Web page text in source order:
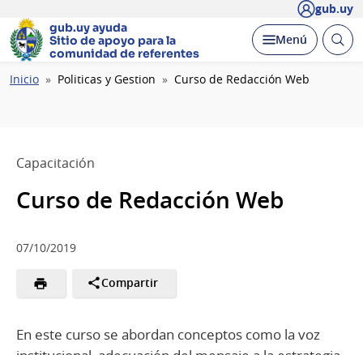
gub.uy
gub.uy ayuda
Sitio de apoyo para la
comunidad de referentes
Desplegar
Menú Abrir
Ruta
Inicio Politicas y Gestion Curso de Redacción Web
Capacitación
Curso de Redacción Web
07/10/2019
Compartir
En este curso se abordan conceptos como la voz